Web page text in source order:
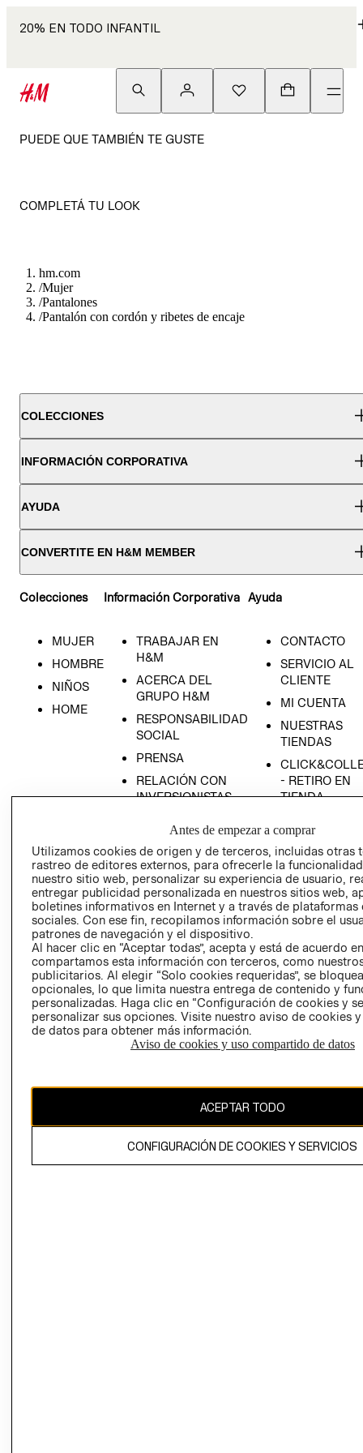
20% EN TODO INFANTIL
PUEDE QUE TAMBIÉN TE GUSTE
COMPLETÁ TU LOOK
hm.com
/Mujer
/Pantalones
/Pantalón con cordón y ribetes de encaje
COLECCIONES
INFORMACIÓN CORPORATIVA
AYUDA
CONVERTITE EN H&M MEMBER
Colecciones
MUJER
HOMBRE
NIÑOS
HOME
Información Corporativa
TRABAJAR EN
H&M
ACERCA DEL
GRUPO H&M
RESPONSABILIDAD
SOCIAL
PRENSA
RELACIÓN CON
INVERSIONISTAS
EMPRESARIAL
Ayuda
CONTACTO
SERVICIO AL
CLIENTE
MI CUENTA
NUESTRAS
TIENDAS
- RETIRO EN
TIENDA
CONDICIONES
AVISO DE
PRIVACIDAD
GIFT CARD
AVISO DE
El contenido de esta página web está protegido por copyright y es
propiedad de H&M Hennes & Mauritz AB.
Antes de empezar a comprar
Utilizamos cookies de origen y de terceros, incluidas otras
rastreo de editores externos, para ofrecerle la
nuestro sitio web, personalizar su experiencia de usuario,
entregar publicidad personalizada en nuestros sitios web,
boletines informativos en Internet y a través de plataformas
sociales. Con ese fin, recopilamos información sobre el
patrones de navegación y el dispositivo.
Al hacer clic en “Aceptar todas”, acepta y está de acuerdo
compartamos esta información con terceros, como
publicitarios. Al elegir “Solo cookies requeridas”, se
opcionales, lo que limita nuestra entrega de contenido y
personalizadas. Haga clic en “Configuración de cookies y
personalizar sus opciones. Visite nuestro aviso de cookies
de datos para obtener más información.
Aviso de cookies y uso compartido de datos
ACEPTAR TODO
CONFIGURACIÓN DE COOKIES Y SERVICIOS